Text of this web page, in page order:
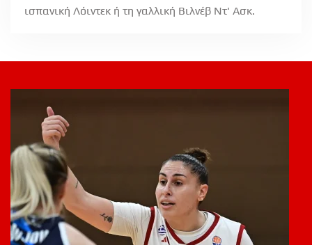
ισπανική Λόιντεκ ή τη γαλλική Βιλνέβ Ντ' Ασκ.